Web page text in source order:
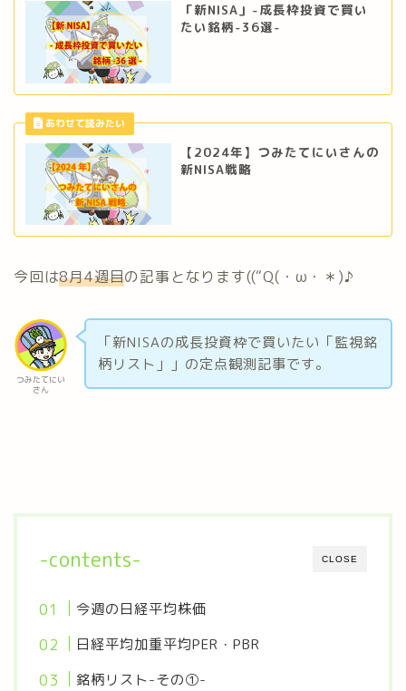
「新NISA」-成長枠投資で買い
たい銘柄-36選-
【2024年】つみたてにいさんの
新NISA戦略
今回は8月4週目の記事となります((“Q(・ω・＊)♪
つみたてにい
さん
「新NISAの成長投資枠で買いたい「監視銘
柄リスト」」の定点観測記事です。
CLOSE
-contents-
今週の日経平均株価
日経平均加重平均PER・PBR
銘柄リスト-その①-